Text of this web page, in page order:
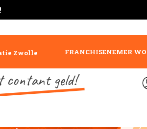
Zwolle FRANCHISENEMER
contant geld!